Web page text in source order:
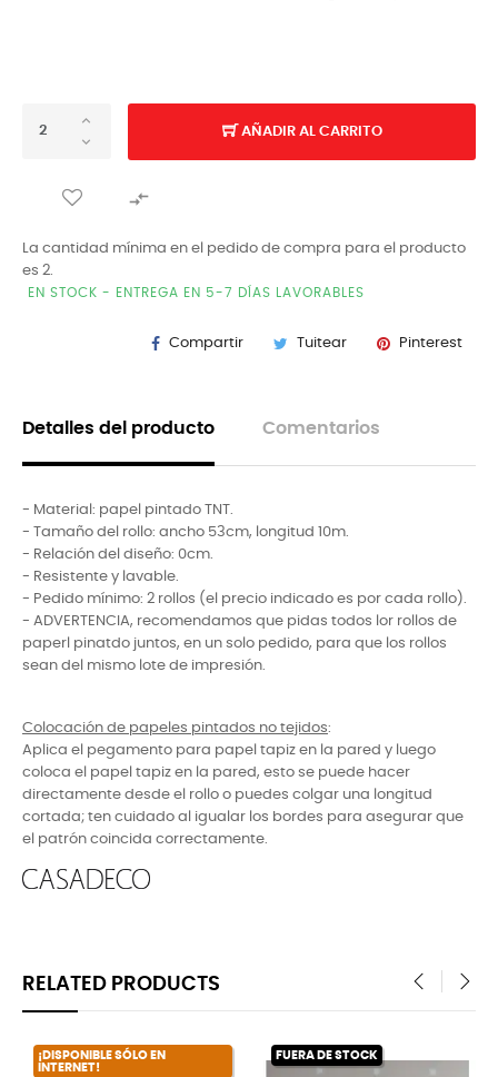
AÑADIR AL CARRITO

La cantidad mínima en el pedido de compra para el producto
es 2.
EN STOCK - ENTREGA EN 5-7 DÍAS LAVORABLES
Compartir Tuitear Pinterest
Detalles del producto Comentarios
- Material: papel pintado TNT.
- Tamaño del rollo: ancho 53cm, longitud 10m.
- Relación del diseño: 0cm.
- Resistente y lavable.
- Pedido mínimo: 2 rollos (el precio indicado es por cada rollo).
- ADVERTENCIA, recomendamos que pidas todos lor rollos de
paperl pinatdo juntos, en un solo pedido, para que los rollos
sean del mismo lote de impresión.
Colocación de papeles pintados no tejidos:
Aplica el pegamento para papel tapiz en la pared y luego
coloca el papel tapiz en la pared, esto se puede hacer
directamente desde el rollo o puedes colgar una longitud
cortada; ten cuidado al igualar los bordes para asegurar que
el patrón coincida correctamente.
RELATED PRODUCTS
¡DISPONIBLE SÓLO EN
INTERNET!
FUERA DE STOCK